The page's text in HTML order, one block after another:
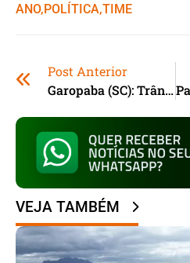
ANO,ㅤPOLÍTICA,ㅤTIME
Post Anterior
Garopaba (SC): Trânsito Da Praia Da Barra Terá Alterações
VEJA TAMBÉM